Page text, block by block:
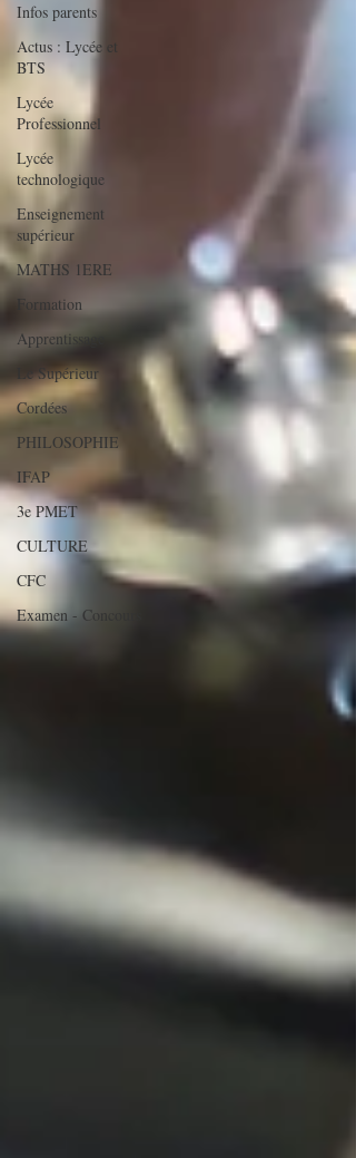
Infos parents
Actus : Lycée et
BTS
Lycée
Professionnel
Lycée
technologique
Enseignement
supérieur
MATHS 1ERE
Formation
Apprentissage
Le Supérieur
Cordées
PHILOSOPHIE
IFAP
3e PMET
CULTURE
CFC
Examen - Concours